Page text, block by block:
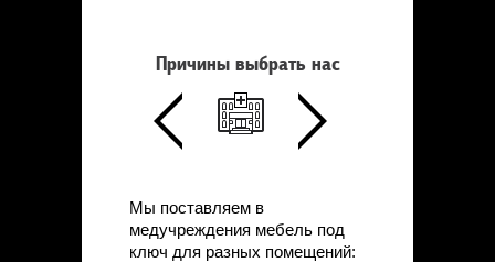
Причины выбрать нас
Мы поставляем в
медучреждения мебель под
ключ для разных помещений: